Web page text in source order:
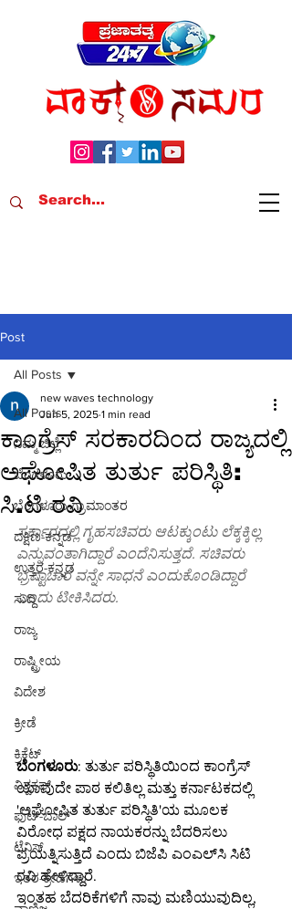
Post
All Posts
ನಿಮ್ಮ ಜಿಲ್ಲೆ
ಬೆಂಗಳೂರು
ಬೆಂಗಳೂರು-ಗ್ರಾಮಾಂತರ
ದಕ್ಷಿಣ-ಕನ್ನಡ
ಉತ್ತರ-ಕನ್ನಡ
ಸುದ್ದಿ
ರಾಜ್ಯ
ರಾಷ್ಟ್ರೀಯ
ವಿದೇಶ
ಕ್ರೀಡೆ
ಕ್ರಿಕೆಟ್
ವಿಶ್ವಕಪ್
ಫುಟ್-ಬಾಲ್
ಟೆನಿಸ್
ಇತರ-ಕ್ರೀಡೆಗಳು
All Posts
ಕಾಂಗ್ರೆಸ್‌ ಸರಕಾರದಿಂದ ರಾಜ್ಯದಲ್ಲಿ
ಅಘೋಷಿತ ತುರ್ತು ಪರಿಸ್ಥಿತಿ:
ಸಿ.ಟಿ ರವಿ
new waves technology
Jun 5, 2025 1 min read
ಸರ್ಕಾರದಲ್ಲಿ ಗೃಹಸಚಿವರು ಆಟಕ್ಕುಂಟು ಲೆಕ್ಕಕ್ಕಿಲ್ಲ
ಎನ್ನುವಂತಾಗಿದ್ದಾರೆ ಎಂದೆನಿಸುತ್ತದೆ. ಸಚಿವರು
ಭ್ರಷ್ಟಾಚಾರ ವನ್ನೇ ಸಾಧನೆ ಎಂದುಕೊಂಡಿದ್ದಾರೆ
ಎಂದು ಟೀಕಿಸಿದರು.
ಬೆಂಗಳೂರು: ತುರ್ತು ಪರಿಸ್ಥಿತಿಯಿಂದ ಕಾಂಗ್ರೆಸ್
ಯಾವುದೇ ಪಾಠ ಕಲಿತಿಲ್ಲ ಮತ್ತು ಕರ್ನಾಟಕದಲ್ಲಿ
'ಅಘೋಷಿತ ತುರ್ತು ಪರಿಸ್ಥಿತಿ'ಯ ಮೂಲಕ
ವಿರೋಧ ಪಕ್ಷದ ನಾಯಕರನ್ನು ಬೆದರಿಸಲು
ಪ್ರಯತ್ನಿಸುತ್ತಿದೆ ಎಂದು ಬಿಜೆಪಿ ಎಂಎಲ್‌ಸಿ ಸಿಟಿ
ರವಿ ಹೇಳಿದ್ದಾರೆ.
ಇಂತಹ ಬೆದರಿಕೆಗಳಿಗೆ ನಾವು ಮಣಿಯುವುದಿಲ್ಲ,